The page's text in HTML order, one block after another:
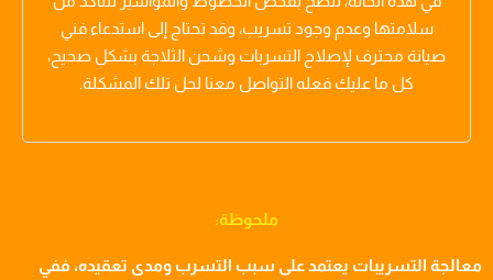
سلامتها وعدم وجود تسريب، وقد تحتاج إلى استدعاء فني
صيانة محترف لإصلاح التسربات وشحن الثلاجة بشكل صحيح،
كل ما عليك فعله التواصل معنا لحل تلك المشكلة.
ملحوظة:
معالجة التسريبات يعتمد على سبب التسرب ومدى تعقيده، ففي